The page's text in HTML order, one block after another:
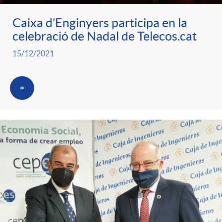
g
o
r
a
s
Caixa d’Enginyers participa en la
celebració de Nadal de Telecos.cat
15/12/2021
+